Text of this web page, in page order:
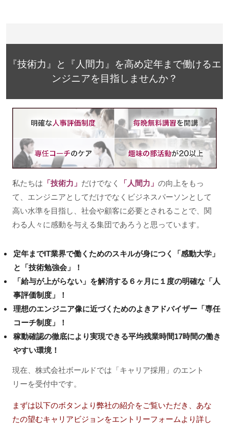
『技術力』と『人間力』を高め定年まで働けるエ
ンジニアを目指しませんか？
私たちは 「技術力」 だけでなく 「人間力」 の向上をもっ
て、エンジニアとしてだけでなくビジネスパーソンとして
高い水準を目指し、社会や顧客に必要とされることで、関
わる人々に感動を与える集団であろうと思っています。
定年までIT業界で働くためのスキルが身につく「感動大学」
と「技術勉強会」！
「給与が上がらない」を解消する６ヶ月に１度の明確な「人
事評価制度」！
理想のエンジニア像に近づくためのよきアドバイザー「専任
コーチ制度」！
稼動確認の徹底により実現できる平均残業時間17時間の働き
やすい環境！
現在、株式会社ボールドでは「キャリア採用」のエント
リーを受付中です。
まずは以下のボタンより弊社の紹介をご覧いただき、あな
たの望むキャリアビジョンをエントリーフォームより詳し